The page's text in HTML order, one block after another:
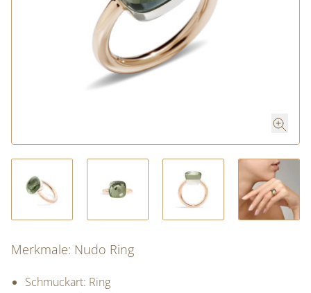
Merkmale: Nudo Ring
Schmuckart: Ring